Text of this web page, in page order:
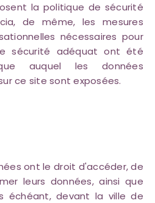
la politique de sécurité
de même, les mesures
nécessaires pour
sécurité adéquat ont été
auquel les données
ce site sont exposées.
ont le droit d'accéder, de
leurs données, ainsi que
échéant, devant la ville de